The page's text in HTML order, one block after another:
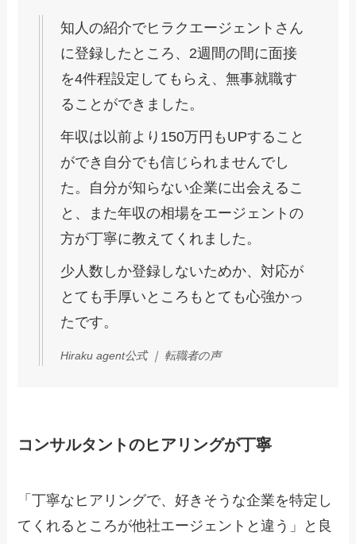
知人の紹介でヒラクエージェントさん
に登録したところ、2週間の間に面接
を4件程設定してもらえ、無事就職す
ることができました。
年収は以前より150万円もUPすること
ができ自分でも信じられませんでし
た。自分が知らない企業に出会えるこ
と、また年収の相場をエージェントの
方が丁寧に教えてくれました。
少人数しか登録しないためか、対応が
とても手厚いところもとても心強かっ
たです。
Hiraku agent公式 ｜ 転職者の声
コンサルタントのヒアリングが丁寧
「丁寧なヒアリングで、好きそうな企業を特定し
てくれるところが他社エージェントと違う」と良